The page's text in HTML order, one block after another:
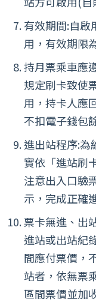
有效期間:自啟
用，有效期限
持月票乘車應
規定刷卡致使
用，持卡人應
不扣電子錢包
進出站程序:為
實依「進站刷
注意出入口驗
示，完成正確
票卡無進、出
進站或出站紀
間應付票價，
站者，依無票
區間票價並加